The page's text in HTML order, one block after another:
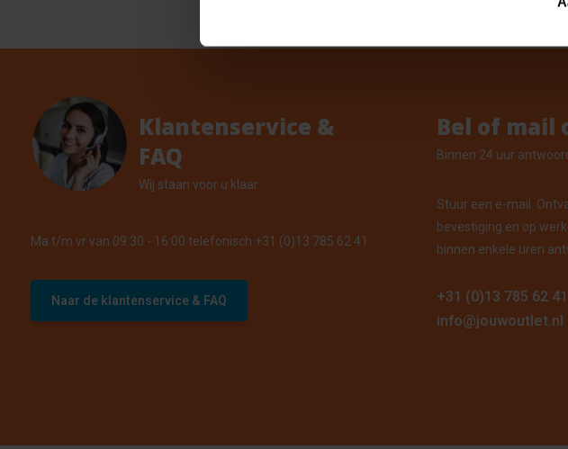
Klantenservice &
FAQ
Wij staan voor u klaar.
Ma t/m vr van 09:30 - 16:00 telefonisch +31 (0)13 785 62 41
Naar de klantenservice & FAQ
Bel of mail
Binnen 24 uur
Stuur een e-mail.
bevestiging en op
binnen enkele uren
+31 (0)13 785 62 41
info@jouwoutlet.nl